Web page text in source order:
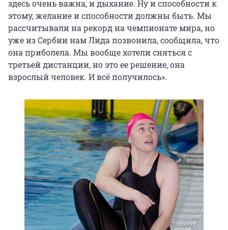
здесь очень важна, и дыхание. Ну и способности к
этому, желание и способности должны быть. Мы
рассчитывали на рекорд на чемпионате мира, но
уже из Сербии нам Лида позвонила, сообщила, что
она приболела. Мы вообще хотели сняться с
третьей дистанции, но это ее решение, она
взрослый человек. И всё получилось».